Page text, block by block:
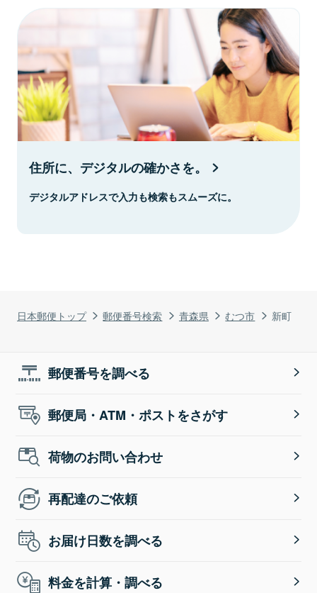
日本郵便トップ 郵便番号検索 青森県 むつ市 新町
住所に、デジタルの確かさを。
デジタルアドレスで入力も検索もスムーズに。
郵便番号を調べる
郵便局・ATM・ポストをさがす
荷物のお問い合わせ
再配達のご依頼
お届け日数を調べる
料金を計算・調べる